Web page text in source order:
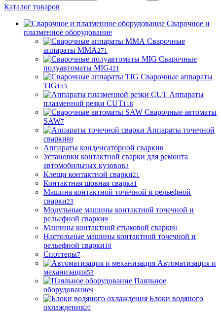
Каталог товаров
Сварочное и
плазменное оборудование
Сварочные
аппараты MMA271
Сварочные
полуавтоматы MIG421
Сварочные аппараты
TIG153
Аппараты
плазменной резки CUT118
Сварочные автоматы
SAW7
Аппараты точечной
сварки88
Аппараты конденсаторной сварки6
Установки контактной сварки для ремонта
автомобильных кузовов3
Клещи контактной сварки21
Контактная шовная сварка1
Машина контактной точечной и рельефной
сварки23
Модульные машины контактной точечной и
рельефной сварки9
Машины контактной стыковой сварки0
Настольные машины контактной точечной и
рельефной сварки18
Споттеры7
Автоматизация и
механизация53
Паяльное
оборудование9
Блоки водяного
охлаждения20